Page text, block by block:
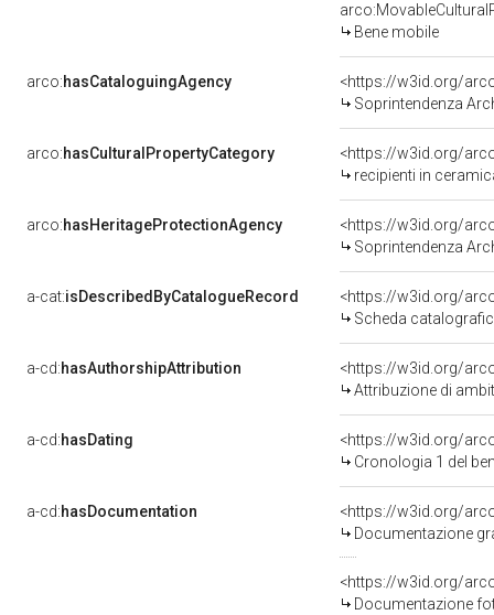
Bene mobile
arco:hasCataloguingAgency
<https://w3id.org/
Soprintendenza
arco:hasCulturalPropertyCategory
recipienti in
arco:hasHeritageProtectionAgency
<https://w3id.org/
Soprintendenza
a-cat:isDescribedByCatalogueRecord
<https://w3id.org/
Scheda
a-cd:hasAuthorshipAttribution
<https://w3id.org/
Attribuzione di
a-cd:hasDating
<https://w3id.org/
Cronologia 1 del
a-cd:hasDocumentation
Documentazione
Documentazione